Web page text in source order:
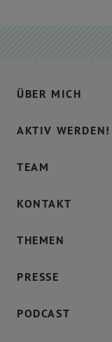
ÜBER MICH
AKTIV WERDEN!
TEAM
KONTAKT
THEMEN
PRESSE
PODCAST